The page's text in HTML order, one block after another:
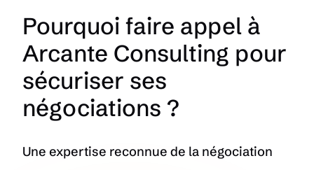
Pourquoi faire appel à
Arcante Consulting pour
sécuriser ses
négociations ?
Une expertise reconnue de la négociation